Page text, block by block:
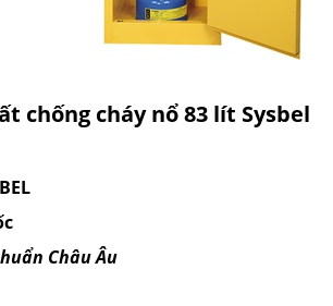
chống cháy nổ 83 lít Sysbel
Châu Âu